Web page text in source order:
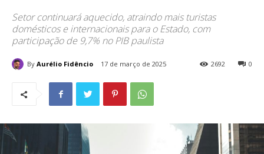
Setor continuará aquecido, atraindo mais turistas
domésticos e internacionais para o Estado, com
participação de 9,7% no PIB paulista
By Aurélio Fidêncio 17 de março de 2025 0
2692